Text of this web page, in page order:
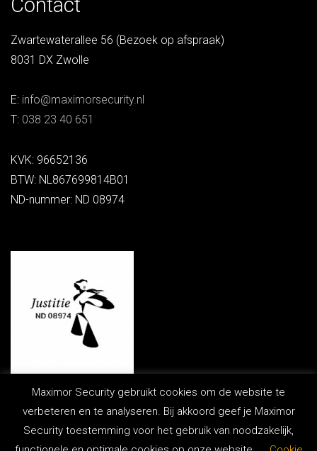
Contact
Zwartewaterallee 56 (Bezoek op afspraak)
8031 DX Zwolle
E: info@maximorsecurity.nl
T: 038 23 40 651
KVK: 96652136
BTW: NL867699814B01
ND-nummer: ND 08974
Maximor Security gebruikt cookies om de website te
verbeteren en te analyseren. Bij akkoord geef je Maximor
Security toestemming voor het gebruik van noodzakelijk,